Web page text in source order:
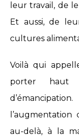
leur travail, de
Et aussi, de
cultures
Voilà qui
porter haut
au-delà, à la